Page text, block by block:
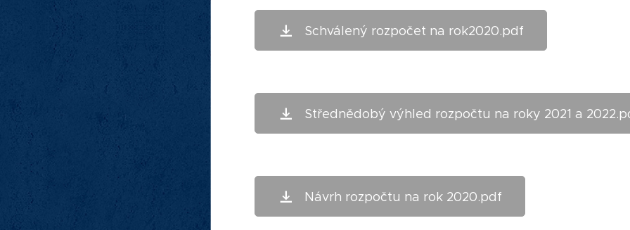
Schválený rozpočet na rok2020.pdf
Střednědobý výhled rozpočtu na roky 2021 a
Návrh rozpočtu na rok 2020.pdf